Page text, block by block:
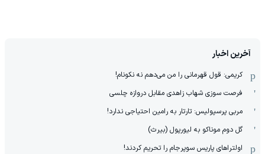
آخرین اخبار
کریمی: قول قهرمانی را من می‌دهم نه نکونام!
فرصت سوزی شهاب زاهدی مقابل دروازه چلسی
مربی پرسپولیس: تارتار به رامین احتیاجی ندارد!
گل دوم موناکو به لیورپول (بیرث)
اولتراهای پاریس سوپرجام را تحریم کردند!